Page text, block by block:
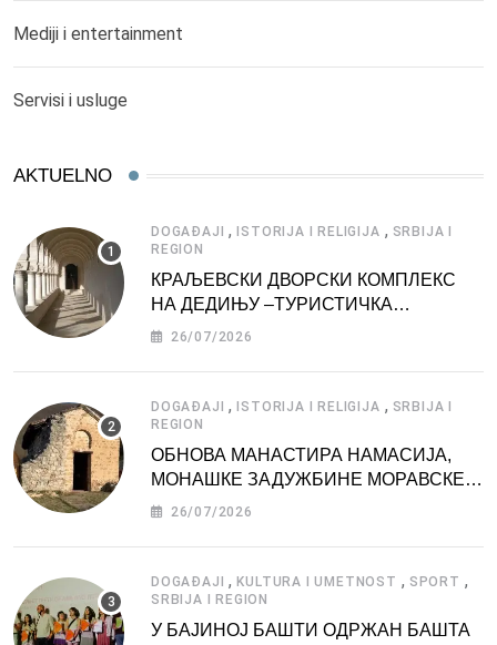
Mediji i entertainment
Servisi i usluge
AKTUELNO
DOGAĐAJI , ISTORIJA I RELIGIJA , SRBIJA I
REGION
КРАЉЕВСКИ ДВОРСКИ КОМПЛЕКС
НА ДЕДИЊУ –ТУРИСТИЧКА
АТРАКЦИЈА
26/07/2026
DOGAĐAJI , ISTORIJA I RELIGIJA , SRBIJA I
REGION
ОБНОВА МАНАСТИРА НАМАСИЈА,
МОНАШКЕ ЗАДУЖБИНЕ МОРАВСКЕ
СРБИЈЕ
26/07/2026
DOGAĐAJI ,KULTURA I UMETNOST , SPORT ,
SRBIJA I REGION
У БАЈИНОЈ БАШТИ ОДРЖАН БАШТА